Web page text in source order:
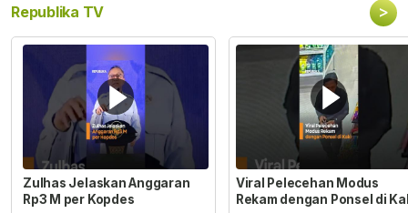
Republika TV >
Zulhas Jelaskan Anggaran
Rp3 M per Kopdes
Viral Pelecehan Modus
Rekam dengan Ponsel di